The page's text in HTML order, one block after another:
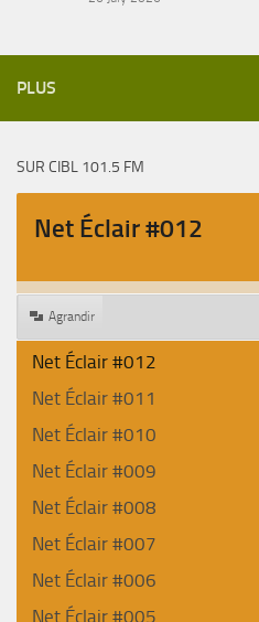
PLUS
SUR CIBL 101.5 FM
Net Éclair #012
Agrandir
Net Éclair #012
Net Éclair #011
Net Éclair #010
Net Éclair #009
Net Éclair #008
Net Éclair #007
Net Éclair #006
Net Éclair #005